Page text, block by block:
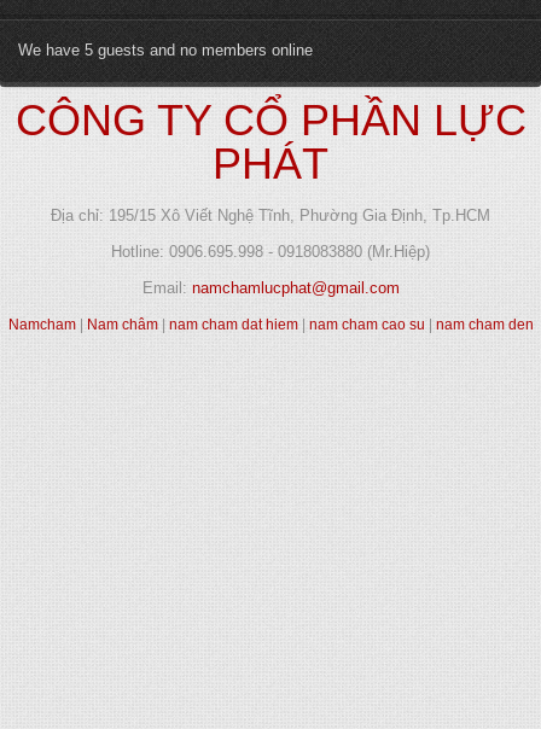
We have 5 guests and no members online
CÔNG TY CỔ PHẦN LỰC
PHÁT
Địa chỉ: 195/15 Xô Viết Nghệ Tĩnh, Phường Gia Định, Tp.HCM
Hotline: 0906.695.998 - 0918083880 (Mr.Hiệp)
Email: namchamlucphat@gmail.com
Namcham| Nam châm| nam cham dat hiem| nam cham cao su nam cham den